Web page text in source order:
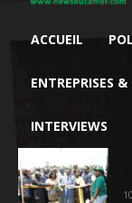
ACCUEIL
ENTREPRISES &
INTERVIEWS